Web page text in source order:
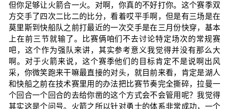
但你足够让火箭合一火。对啊，你真的不好打你。这个赛季双
方交手了四次二比二的比分，看着哎平手啊，但是有三场是在
莫里斯到快船队之前打最近的一次交手是在三月份快穿，基本
上在前三节就输了。比赛俩咱们不去讨论特定场次的常规赛
吧，这个作为强队来讲，其实参考意义我觉得并没有那么大
啊。对于火箭来说，这个赛季他们的目标肯定不是说啊出风
采，你微笑跑来干嘛最直接的对头，就目前来看，肯定是湖人
和快船之前在技术赛里用的办法把比赛节奏完全撕碎，拉曼一
个回合一个回合的去给你凿的这个方式会不会管用呢？我觉得
其实这是个问号。火箭之所以针对勇士的体系非常成功，一个